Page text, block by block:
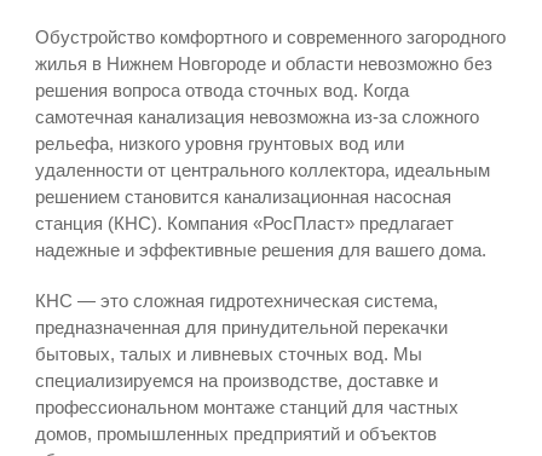
Обустройство комфортного и современного загородного
жилья в Нижнем Новгороде и области невозможно без
решения вопроса отвода сточных вод. Когда
самотечная канализация невозможна из-за сложного
рельефа, низкого уровня грунтовых вод или
удаленности от центрального коллектора, идеальным
решением становится канализационная насосная
станция (КНС). Компания «РосПласт» предлагает
надежные и эффективные решения для вашего дома.
КНС — это сложная гидротехническая система,
предназначенная для принудительной перекачки
бытовых, талых и ливневых сточных вод. Мы
специализируемся на производстве, доставке и
профессиональном монтаже станций для частных
домов, промышленных предприятий и объектов